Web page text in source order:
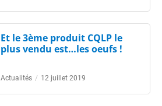
Et le 3ème produit CQLP le
plus vendu est…les oeufs !
Actualités / 12 juillet 2019